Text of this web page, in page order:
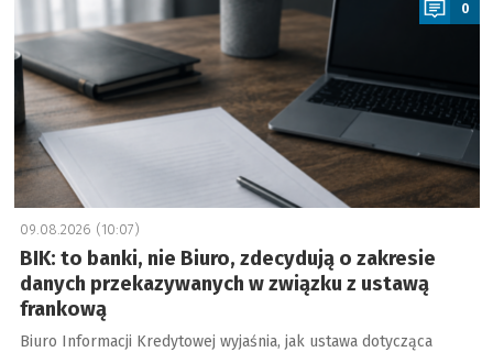
0
09.08.2026 (10:07)
BIK: to banki, nie Biuro, zdecydują o zakresie
danych przekazywanych w związku z ustawą
frankową
Biuro Informacji Kredytowej wyjaśnia, jak ustawa dotycząca